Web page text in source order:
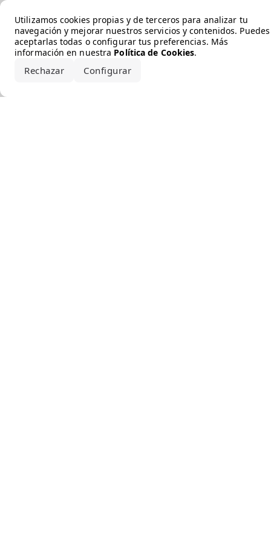
Utilizamos cookies propias y de terceros para analizar tu
navegación y mejorar nuestros servicios y contenidos. Puedes
aceptarlas todas o configurar tus preferencias. Más
información en nuestra Política de Cookies.
Rechazar Configurar
Error loading the brand